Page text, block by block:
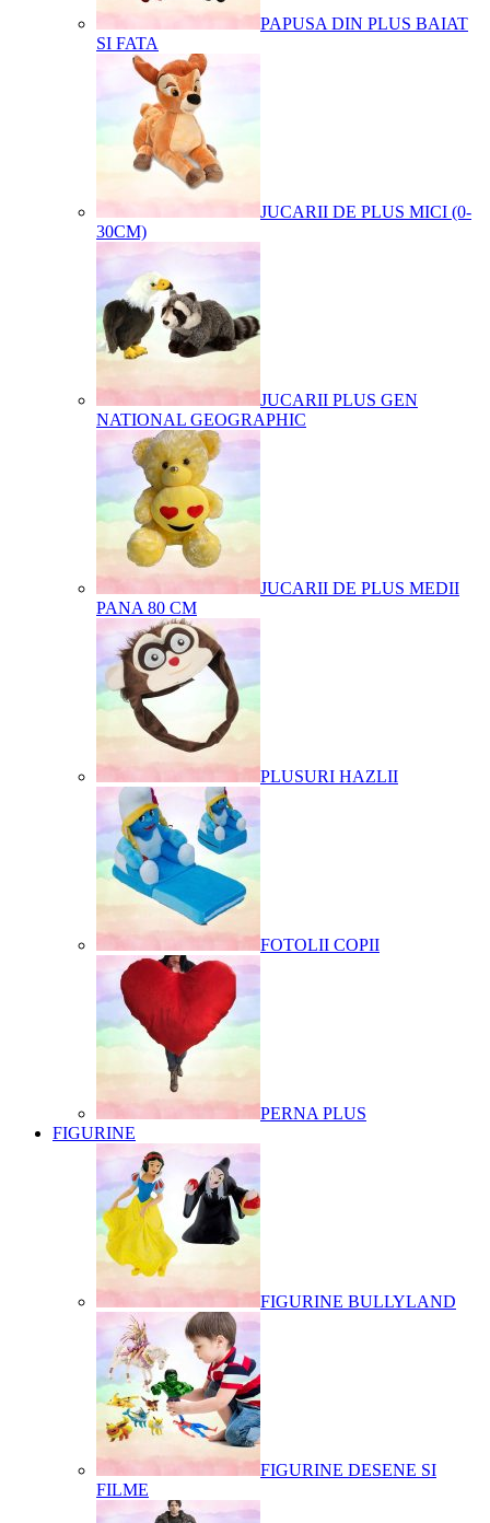
PAPUSA DIN PLUS BAIAT
SI FATA
JUCARII DE PLUS MICI (0-
30CM)
JUCARII PLUS GEN
NATIONAL GEOGRAPHIC
JUCARII DE PLUS MEDII
PANA 80 CM
PLUSURI HAZLII
FOTOLII COPII
PERNA PLUS
FIGURINE
FIGURINE BULLYLAND
FIGURINE DESENE SI
FILME